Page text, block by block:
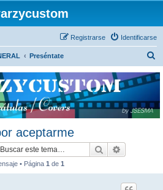
Identificarse
Registrarse
Preséntate
c
aceptarme
Buscar
• Página 1 de 1